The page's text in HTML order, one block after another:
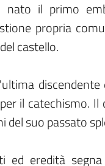
il primo
propria
castello.
il catechismo.
del suo passato
ed eredità